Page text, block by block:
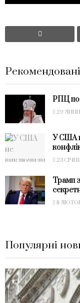
РПЦ
29
У США
23
Трамп
11
Популярні